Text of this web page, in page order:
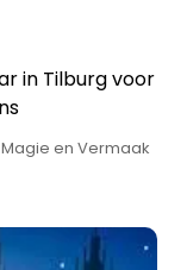
in Tilburg voor
en Vermaak